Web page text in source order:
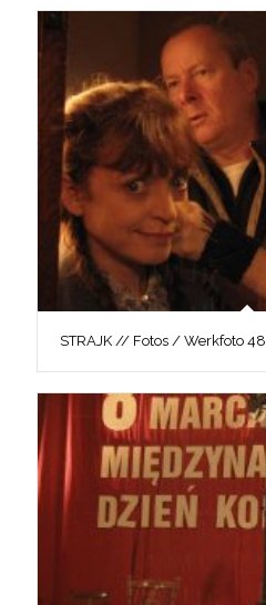
STRAJK // Fotos / Werkfoto 48